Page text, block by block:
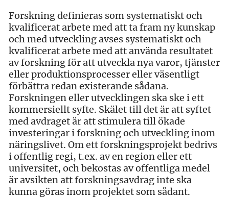
Forskning definieras som systematiskt och
kvalificerat arbete med att ta fram ny kunskap
och med utveckling avses systematiskt och
kvalificerat arbete med att använda resultatet
av forskning för att utveckla nya varor, tjänster
eller produktionsprocesser eller väsentligt
förbättra redan existerande sådana.
Forskningen eller utvecklingen ska ske i ett
kommersiellt syfte. Skälet till det är att syftet
med avdraget är att stimulera till ökade
investeringar i forskning och utveckling inom
näringslivet. Om ett forskningsprojekt bedrivs
i offentlig regi, t.ex. av en region eller ett
universitet, och bekostas av offentliga medel
är avsikten att forskningsavdrag inte ska
kunna göras inom projektet som sådant.